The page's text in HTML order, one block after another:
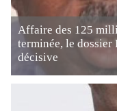
Affaire des 125
terminée, le dossier
décisive